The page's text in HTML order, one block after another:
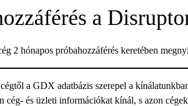
a
2 hónapos próbahozzáférés keretében
a GDX adatbázis szerepel a
cég- és üzleti információkat kínál, s azon